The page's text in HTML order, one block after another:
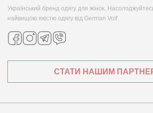
Український бренд одягу для жінок.
найвищою якістю одягу від German Volf
СТАТИ НАШИМ